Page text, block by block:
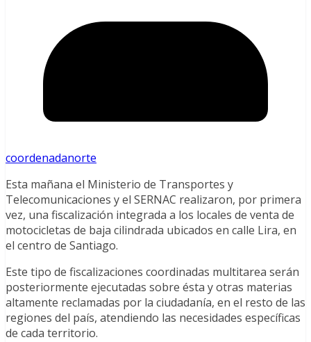
coordenadanorte
Esta mañana el Ministerio de Transportes y
Telecomunicaciones y el SERNAC realizaron, por primera
vez, una fiscalización integrada a los locales de venta de
motocicletas de baja cilindrada ubicados en calle Lira, en
el centro de Santiago.
Este tipo de fiscalizaciones coordinadas multitarea serán
posteriormente ejecutadas sobre ésta y otras materias
altamente reclamadas por la ciudadanía, en el resto de las
regiones del país, atendiendo las necesidades específicas
de cada territorio.